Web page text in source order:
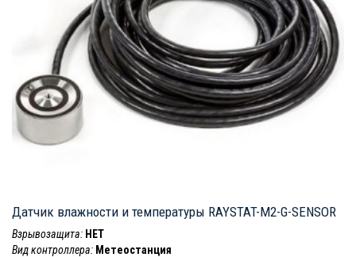
Датчик влажности и температуры RAYSTAT-M2-G-SENSOR
Взрывозащита: НЕТ
Вид контроллера: Метеостанция